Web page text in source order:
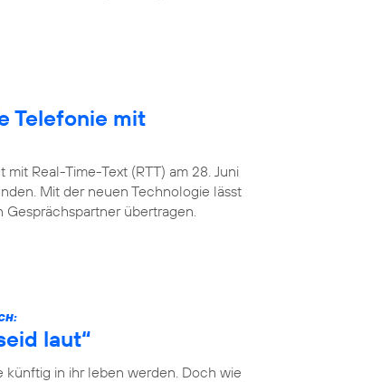
Telefonie mit
mit Real-Time-Text (RTT) am 28. Juni
Mit der neuen Technologie lässt
Gesprächspartner übertragen.
laut“
in ihr leben werden. Doch wie